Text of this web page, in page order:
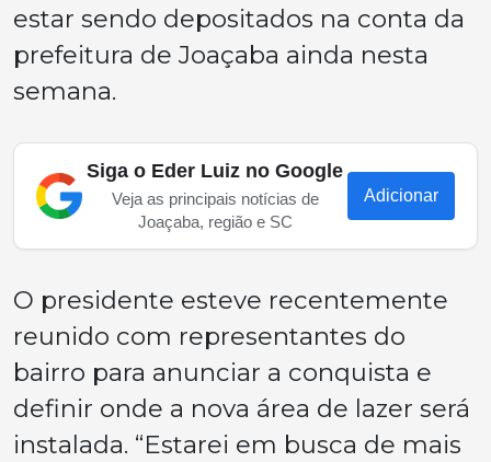
estar sendo depositados na conta da
prefeitura de Joaçaba ainda nesta
semana.
Siga o Eder Luiz no Google
Veja as principais notícias de
Joaçaba, região e SC
Adicionar
O presidente esteve recentemente
reunido com representantes do
bairro para anunciar a conquista e
definir onde a nova área de lazer será
instalada. “Estarei em busca de mais